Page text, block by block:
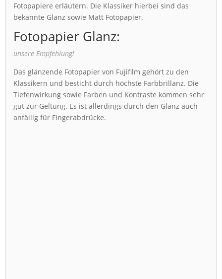
Fotopapiere erläutern. Die Klassiker hierbei sind das
bekannte Glanz sowie Matt Fotopapier.
Fotopapier Glanz:
unsere Empfehlung!
Das glänzende Fotopapier von Fujifilm gehört zu den
Klassikern und besticht durch höchste Farbbrillanz. Die
Tiefenwirkung sowie Farben und Kontraste kommen sehr
gut zur Geltung. Es ist allerdings durch den Glanz auch
anfällig für Fingerabdrücke.